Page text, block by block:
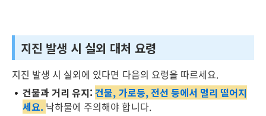
지진 발생 시 실외 대처 요령
지진 발생 시 실외에 있다면 다음의 요령을 따르세요.
건물과 거리 유지: 건물, 가로등, 전선 등에서 멀리 떨어지
세요. 낙하물에 주의해야 합니다.